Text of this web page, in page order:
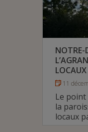
NOTRE-
LOCAUX
11
Le point
la
locaux